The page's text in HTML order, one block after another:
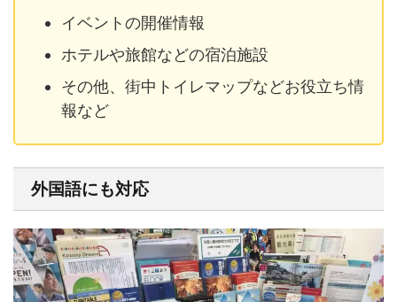
イベントの開催情報
ホテルや旅館などの宿泊施設
その他、街中トイレマップなどお役立ち情
報など
外国語にも対応